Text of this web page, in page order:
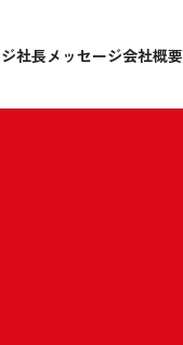
社長メッセージ会社概要